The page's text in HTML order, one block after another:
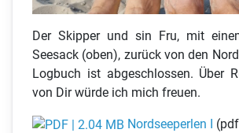
Der Skipper und sin Fru, mit
Seesack (oben), zurück von den
Logbuch ist abgeschlossen. Über
von Dir würde ich mich freuen.
Nordseeperlen I